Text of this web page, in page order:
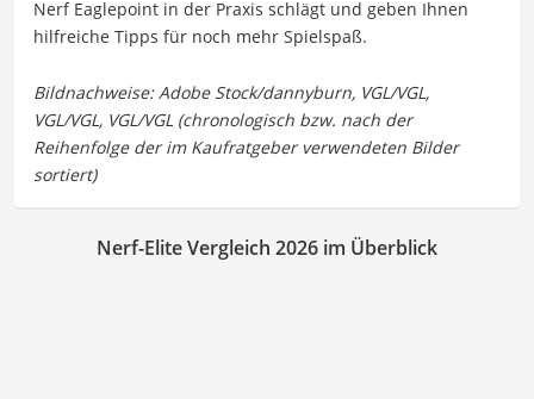
Nerf Eaglepoint in der Praxis schlägt und geben Ihnen
hilfreiche Tipps für noch mehr Spielspaß.
Nerf-Elite Vergleich 2026 im Überblick